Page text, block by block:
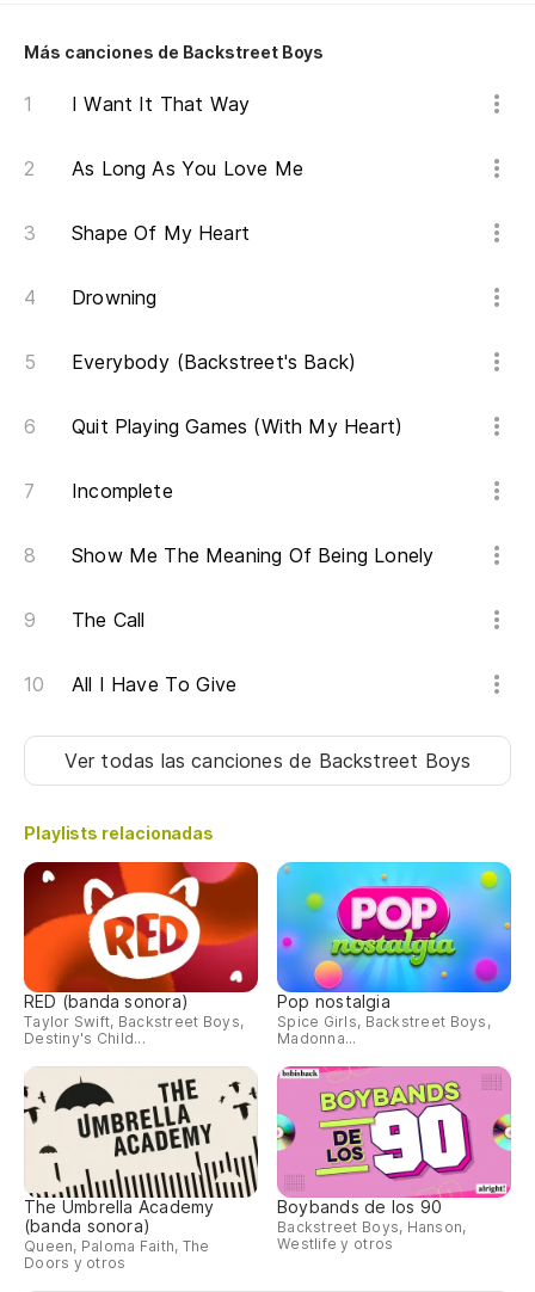
Más canciones de Backstreet Boys
I Want It That Way
As Long As You Love Me
Shape Of My Heart
Drowning
Everybody (Backstreet's Back)
Quit Playing Games (With My Heart)
Incomplete
Show Me The Meaning Of Being Lonely
The Call
All I Have To Give
Ver todas las cancionesde Backstreet Boys
Playlists relacionadas
RED (banda sonora)
Taylor Swift, Backstreet Boys,
Destiny's Child...
Pop nostalgia
Spice Girls, Backstreet Boys,
Madonna...
The Umbrella Academy
(banda sonora)
Queen, Paloma Faith, The
Doors y otros
Boybands de los 90
Backstreet Boys, Hanson,
Westlife y otros